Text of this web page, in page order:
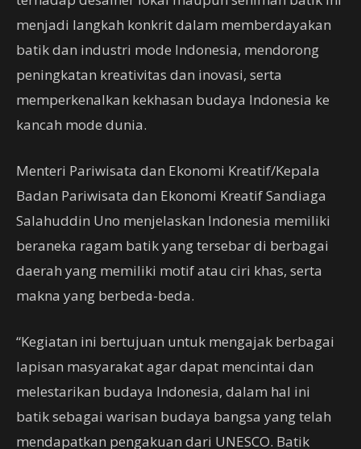
menjadi langkah konkrit dalam memberdayakan
batik dan industri mode Indonesia, mendorong
peningkatan kreativitas dan inovasi, serta
memperkenalkan kekhasan budaya Indonesia ke
kancah mode dunia.
Menteri Pariwisata dan Ekonomi Kreatif/Kepala
Badan Pariwisata dan Ekonomi Kreatif Sandiaga
Salahuddin Uno menjelaskan Indonesia memiliki
beraneka ragam batik yang tersebar di berbagai
daerah yang memiliki motif atau ciri khas, serta
makna yang berbeda-beda.
“Kegiatan ini bertujuan untuk mengajak berbagai
lapisan masyarakat agar dapat mencintai dan
melestarikan budaya Indonesia, dalam hal ini
batik sebagai warisan budaya bangsa yang telah
mendapatkan pengakuan dari UNESCO. Batik